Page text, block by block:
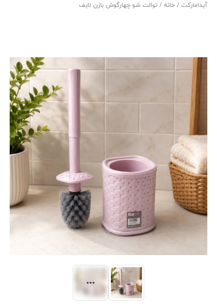
آیدامارکت / خانه / توالت شو چهارگوش بازن لایف